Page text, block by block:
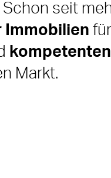
seit
Immobilien
kompetenten
Markt.